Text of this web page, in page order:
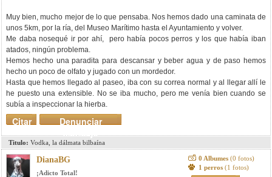
Muy bien, mucho mejor de lo que pensaba. Nos hemos dado una caminata de
unos 5km, por la ría, del Museo Marítimo hasta el Ayuntamiento y volver.
Me daba nosequé ir por ahí, pero había pocos perros y los que había iban
atados, ningún problema.
Hemos hecho una paradita para descansar y beber agua y de paso hemos
hecho un poco de olfato y jugado con un mordedor.
Hasta que hemos llegado al paseo, iba con su correa normal y al llegar allí le
he puesto una extensible. No se iba mucho, pero me venía bien cuando se
subía a inspeccionar la hierba.
Denunciar
mensaje
Citar
Titulo: Vodka, la dálmata bilbaína
DianaBG
¡Adicto Total!
0 Albumes (0 fotos)
1 perros (1 fotos)